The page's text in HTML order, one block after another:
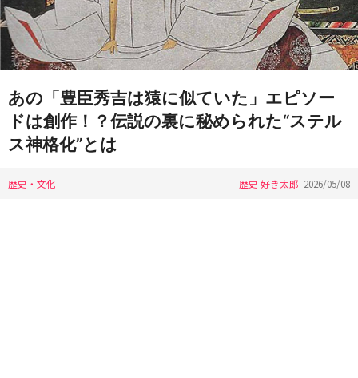
あの「豊臣秀吉は猿に似ていた」エピソー
ドは創作！？伝説の裏に秘められた“ステル
ス神格化”とは
歴史・文化 歴史 好き太郎 2026/05/08